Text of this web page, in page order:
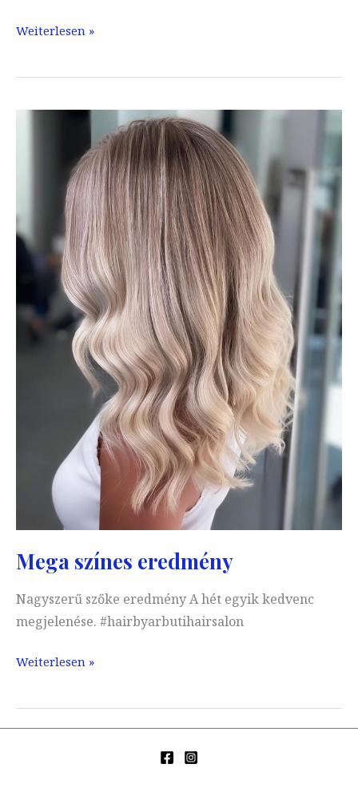
Balayage
Weiterlesen »
Mega színes eredmény
Nagyszerű szőke eredmény A hét egyik kedvenc
megjelenése. #hairbyarbutihairsalon
Mega
eredmény
Weiterlesen »